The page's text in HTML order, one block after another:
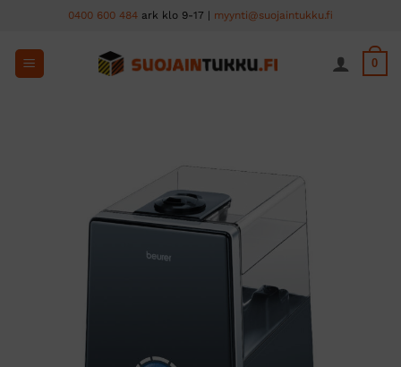
content
0400 600 484 ark klo 9-17 | myynti@suojaintukku.fi
0